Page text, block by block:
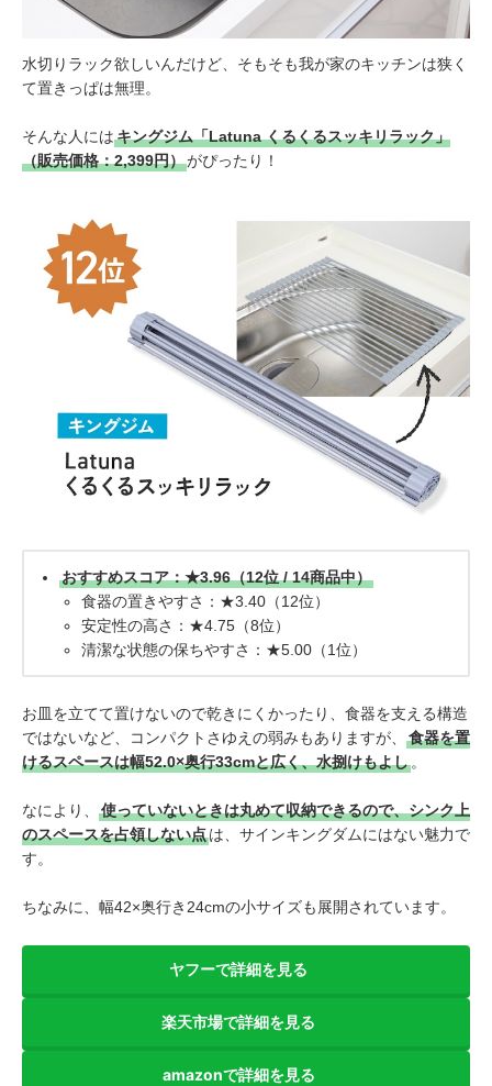
水切りラック欲しいんだけど、そもそも我が家のキッチンは狭く
て置きっぱは無理。
そんな人にはキングジム「Latuna くるくるスッキリラック」
（販売価格：2,399円）がぴったり！
おすすめスコア：★3.96（12位 / 14商品中）
食器の置きやすさ：★3.40（12位）
安定性の高さ：★4.75（8位）
清潔な状態の保ちやすさ：★5.00（1位）
お皿を立てて置けないので乾きにくかったり、食器を支える構造
ではないなど、コンパクトさゆえの弱みもありますが、
食器を置
けるスペースは幅52.0×奥行33cmと広く、水捌けもよし 。
なにより、
使っていないときは丸めて収納できるので、シンク上
のスペースを占領しない点は、サインキングダムにはない魅力で
す。
ちなみに、幅42×奥行き24cmの小サイズも展開されています。
ヤフーで詳細を見る
楽天市場で詳細を見る
amazonで詳細を見る